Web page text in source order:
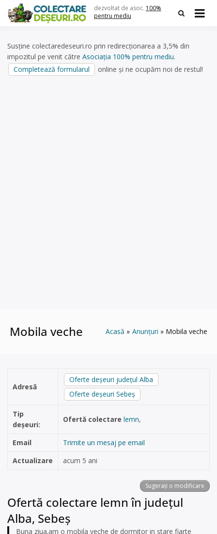
content
dezvoltat de asoc. 100%
pentru mediu
Susține colectaredeseuri.ro prin redirecționarea a 3,5% din
impozitul pe venit către Asociația 100% pentru mediu.
Completează formularul
online și ne ocupăm noi de restul!
Mobila veche Acasă Anunțuri Mobila veche
Adresă
Oferte deșeuri județul Alba
Oferte deșeuri Sebeș
Tip
deșeuri:
Ofertă colectare lemn,
Email
Trimite un mesaj pe email
Actualizare
acum 5 ani
Sugerați o modificare
Ofertă colectare lemn în județul
Alba, Sebeș
Buna ziua.am o mobila veche de dormitor in stare fiarte